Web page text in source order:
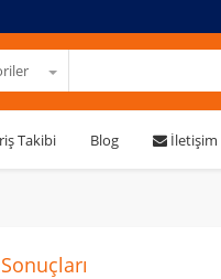
Takibi Blog İletişim